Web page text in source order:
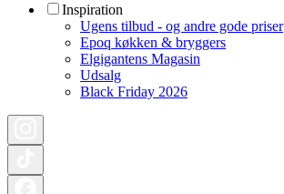
Inspiration
Ugens tilbud - og andre gode priser
Epoq køkken & bryggers
Elgigantens Magasin
Udsalg
Black Friday 2026